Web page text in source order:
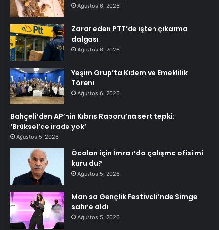
Ağustos 6, 2026
Zarar eden PTT’de işten çıkarma
dalgası
Ağustos 6, 2026
Yeşim Grup’ta Kıdem ve Emeklilik
Töreni
Ağustos 6, 2026
Bahçeli’den AP’nin Kıbrıs Raporu’na sert tepki:
‘Brüksel’de irade yok’
Ağustos 5, 2026
Öcalan için İmralı’da çalışma ofisi mi
kuruldu?
Ağustos 5, 2026
Manisa Gençlik Festivali’nde Simge
sahne aldı
Ağustos 5, 2026